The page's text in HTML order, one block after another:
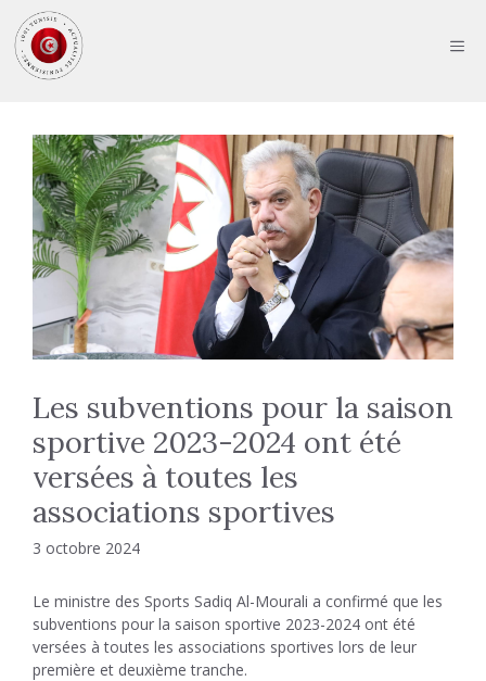
au
contenu
Les subventions pour la saison
sportive 2023-2024 ont été
versées à toutes les
associations sportives
3 octobre 2024
Le ministre des Sports Sadiq Al-Mourali a confirmé que les
subventions pour la saison sportive 2023-2024 ont été
versées à toutes les associations sportives lors de leur
première et deuxième tranche.